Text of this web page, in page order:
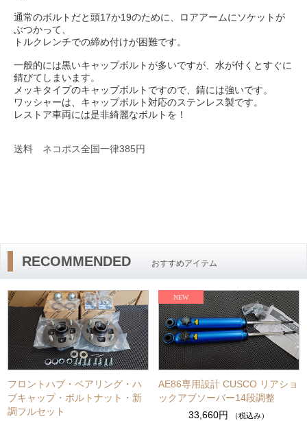
通常のボルトだと頭17か19のために、ロアアームにソケットが
ぶつかって、
トルクレンチでの締め付けが困難です。
一般的には黒いキャップボルトが多いですが、水が付くとすぐに
錆びてしまいます。
メッキタイプのキャップボルトですので、錆には強いです。
ワッシャーは、キャップボルト対応のステンレス製です。
レストア車両には是非綺麗なボルトを！
送料 ネコポス全国一律385円
RECOMMENDED おすすめアイテム
フロントハブ・ベアリング・ハ
ブキャップ・ボルトナット・新
調フルセット
AE86専用設計 CUSCO リアショ
ックアブソーバー14段調整
33,660円
（税込み）